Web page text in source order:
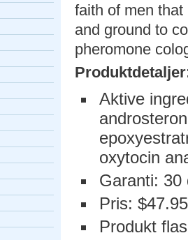
faith of men
and ground to
pheromone
Aktive
oxytocin
Garanti: 30
Pris: $47.95
Produkt